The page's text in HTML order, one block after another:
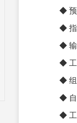
◆ 预 设
◆ 指示
◆ 输出
◆ 工作
◆ 组网
◆ 自然
◆ 工作